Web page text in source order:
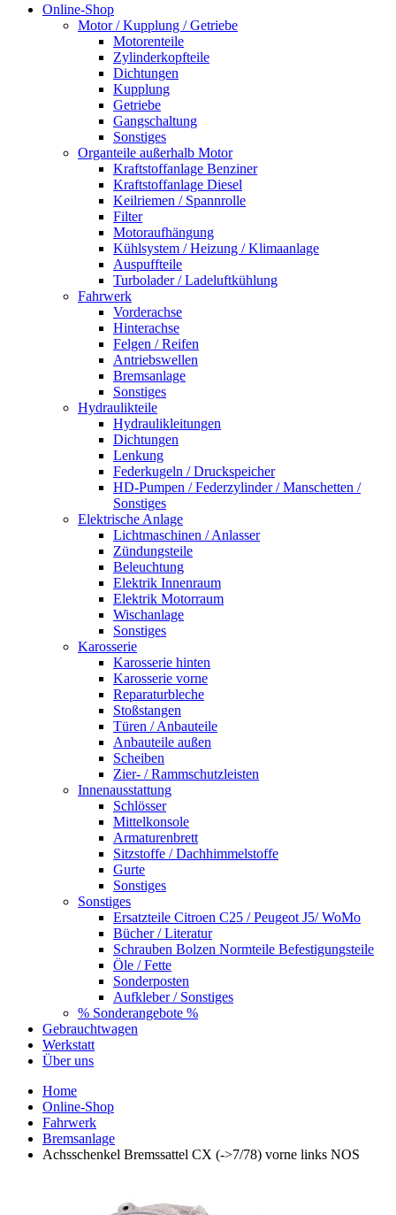
Online-Shop
Motor / Kupplung / Getriebe
Motorenteile
Zylinderkopfteile
Dichtungen
Kupplung
Getriebe
Gangschaltung
Sonstiges
Organteile außerhalb Motor
Kraftstoffanlage Benziner
Kraftstoffanlage Diesel
Keilriemen / Spannrolle
Filter
Motoraufhängung
Kühlsystem / Heizung / Klimaanlage
Auspuffteile
Turbolader / Ladeluftkühlung
Fahrwerk
Vorderachse
Hinterachse
Felgen / Reifen
Antriebswellen
Bremsanlage
Sonstiges
Hydraulikteile
Hydraulikleitungen
Dichtungen
Lenkung
Federkugeln / Druckspeicher
HD-Pumpen / Federzylinder / Manschetten /
Sonstiges
Elektrische Anlage
Lichtmaschinen / Anlasser
Zündungsteile
Beleuchtung
Elektrik Innenraum
Elektrik Motorraum
Wischanlage
Sonstiges
Karosserie
Karosserie hinten
Karosserie vorne
Reparaturbleche
Stoßstangen
Türen / Anbauteile
Anbauteile außen
Scheiben
Zier- / Rammschutzleisten
Innenausstattung
Schlösser
Mittelkonsole
Armaturenbrett
Sitzstoffe / Dachhimmelstoffe
Gurte
Sonstiges
Sonstiges
Ersatzteile Citroen C25 / Peugeot J5/ WoMo
Bücher / Literatur
Schrauben Bolzen Normteile Befestigungsteile
Öle / Fette
Sonderposten
Aufkleber / Sonstiges
% Sonderangebote %
Gebrauchtwagen
Werkstatt
Über uns
Home
Online-Shop
Fahrwerk
Bremsanlage
Achsschenkel Bremssattel CX (->7/78) vorne links NOS